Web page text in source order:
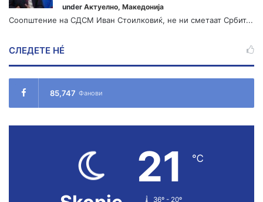
under Актуелно, Македонија
Соопштение на СДСМ Иван Стоилковиќ, не ни сметаат Србит...
СЛЕДЕТЕ НÉ
85,747 Фанови
21 ℃
36º - 20º